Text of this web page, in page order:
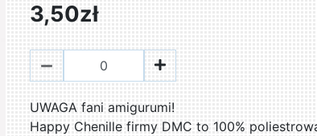
3,50zł
UWAGA fani amigurumi!
Happy Chenille firmy DMC to 100%